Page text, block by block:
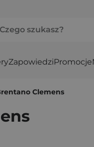
ZapowiedziPromocje
Clemens